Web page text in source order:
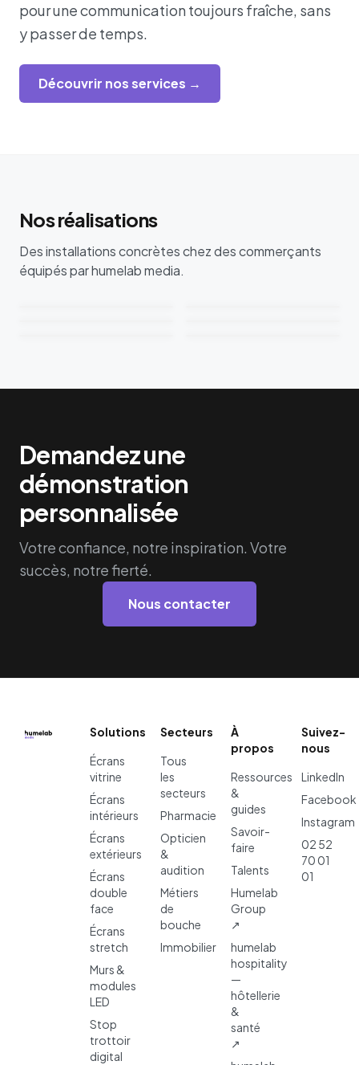
pour une communication toujours fraîche, sans
y passer de temps.
Découvrir nos services →
Nos réalisations
Des installations concrètes chez des commerçants
équipés par humelab media.
Demandez une
démonstration
personnalisée
Votre confiance, notre inspiration. Votre
succès, notre fierté.
Nous contacter
Solutions
Écrans
vitrine
Écrans
intérieurs
Écrans
extérieurs
Écrans
double
face
Écrans
stretch
Murs &
modules
LED
Stop
trottoir
digital
Secteurs
Tous
les
secteurs
Pharmacie
Opticien
&
audition
Métiers
de
bouche
Immobilier
À
propos
Ressources
&
guides
Savoir-
faire
Talents
Humelab
Group
↗
humelab
hospitality
—
hôtellerie
&
santé
↗
Suivez-
nous
LinkedIn
Facebook
Instagram
02 52
70 01
01